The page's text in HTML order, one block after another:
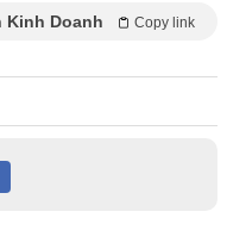
Kinh Doanh Copy link